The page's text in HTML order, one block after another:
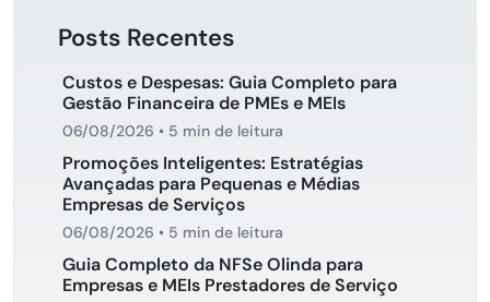
Posts Recentes
Custos e Despesas: Guia Completo para
Gestão Financeira de PMEs e MEIs
06/08/2026 • 5 min de leitura
Promoções Inteligentes: Estratégias
Avançadas para Pequenas e Médias
Empresas de Serviços
06/08/2026 • 5 min de leitura
Guia Completo da NFSe Olinda para
Empresas e MEIs Prestadores de Serviço